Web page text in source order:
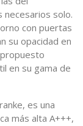
necesarios solo.
con puertas
su opacidad en
en su gama de
es una
más alta A+++,